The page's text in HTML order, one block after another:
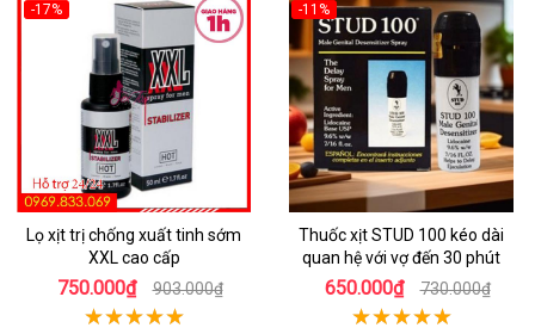
-17%
Lọ xịt trị chống xuất tinh sớm
XXL cao cấp
750.000₫ 903.000₫
-11%
Thuốc xịt STUD 100 kéo dài
quan hệ với vợ đến 30 phút
650.000₫ 730.000₫